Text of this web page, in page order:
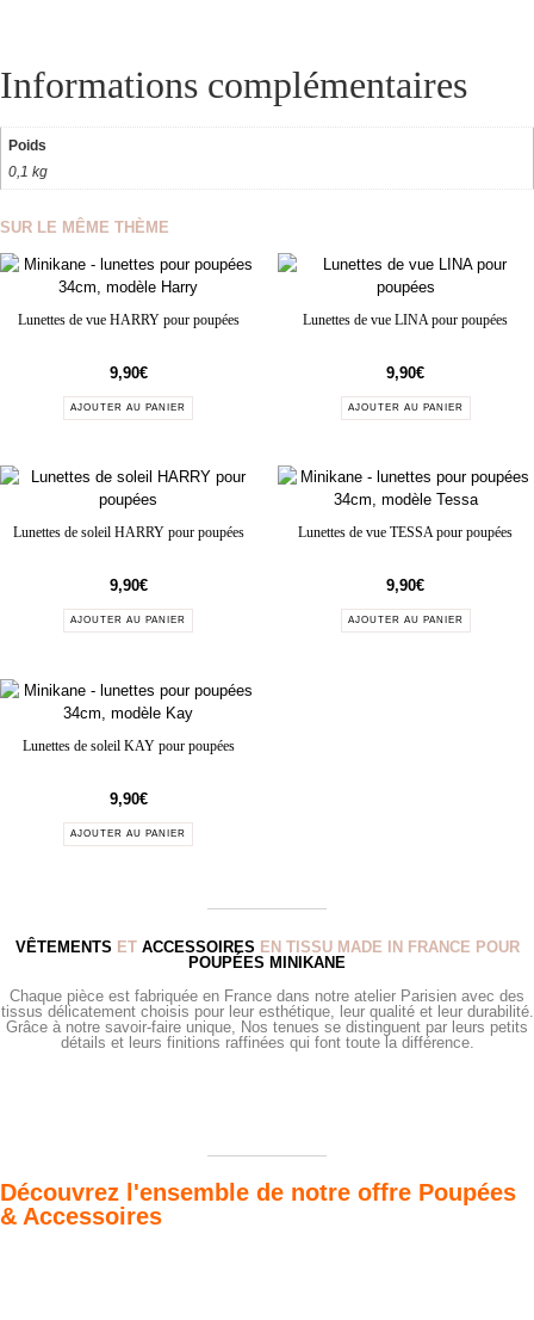
Informations complémentaires
Poids
0,1 kg
SUR LE MÊME THÈME
Lunettes de vue HARRY pour poupées
9,90€
AJOUTER AU PANIER
Lunettes de vue LINA pour poupées
9,90€
AJOUTER AU PANIER
Lunettes de soleil HARRY pour poupées
9,90€
AJOUTER AU PANIER
Lunettes de vue TESSA pour poupées
9,90€
AJOUTER AU PANIER
Lunettes de soleil KAY pour poupées
9,90€
AJOUTER AU PANIER
VÊTEMENTS ET ACCESSOIRES EN TISSU MADE IN FRANCE POUR
POUPÉES MINIKANE
Chaque pièce est fabriquée en France dans notre atelier Parisien avec des
tissus délicatement choisis pour leur esthétique, leur qualité et leur durabilité.
Grâce à notre savoir-faire unique, Nos tenues se distinguent par leurs petits
détails et leurs finitions raffinées qui font toute la différence.
Découvrez l'ensemble de notre offre Poupées
& Accessoires